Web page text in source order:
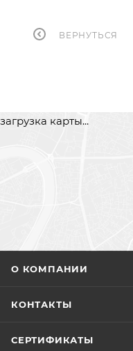
ВЕРНУТЬСЯ
загрузка карты...
О КОМПАНИИ
КОНТАКТЫ
СЕРТИФИКАТЫ